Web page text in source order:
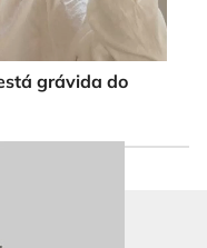
grávida do